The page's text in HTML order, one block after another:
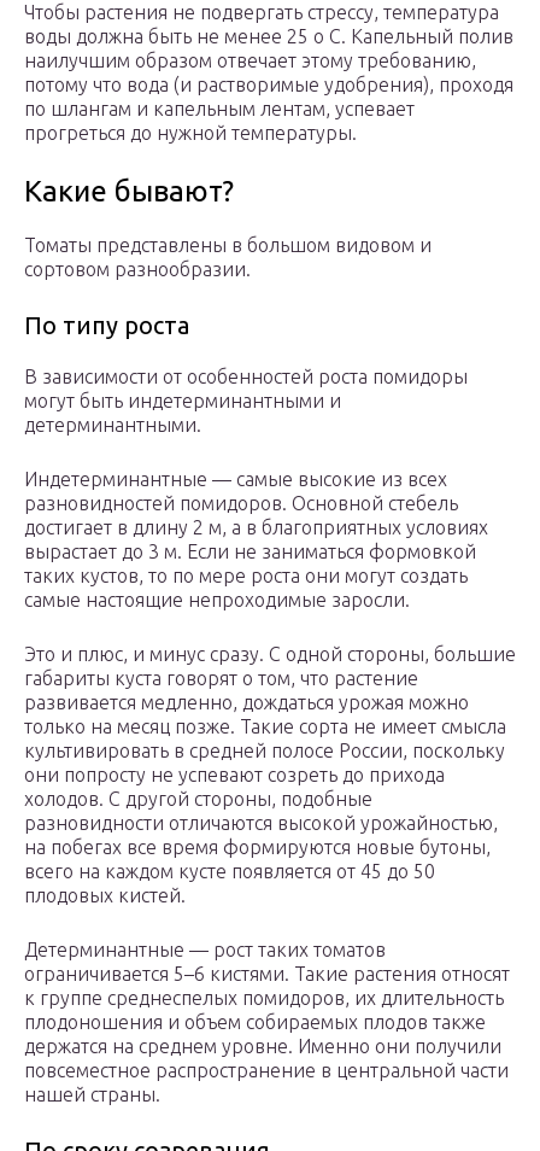
Чтобы растения не подвергать стрессу, температура
воды должна быть не менее 25 о С. Капельный полив
наилучшим образом отвечает этому требованию,
потому что вода (и растворимые удобрения), проходя
по шлангам и капельным лентам, успевает
прогреться до нужной температуры.
Какие бывают?
Томаты представлены в большом видовом и
сортовом разнообразии.
По типу роста
В зависимости от особенностей роста помидоры
могут быть индетерминантными и
детерминантными.
Индетерминантные — самые высокие из всех
разновидностей помидоров. Основной стебель
достигает в длину 2 м, а в благоприятных условиях
вырастает до 3 м. Если не заниматься формовкой
таких кустов, то по мере роста они могут создать
самые настоящие непроходимые заросли.
Это и плюс, и минус сразу. С одной стороны, большие
габариты куста говорят о том, что растение
развивается медленно, дождаться урожая можно
только на месяц позже. Такие сорта не имеет смысла
культивировать в средней полосе России, поскольку
они попросту не успевают созреть до прихода
холодов. С другой стороны, подобные
разновидности отличаются высокой урожайностью,
на побегах все время формируются новые бутоны,
всего на каждом кусте появляется от 45 до 50
плодовых кистей.
Детерминантные — рост таких томатов
ограничивается 5–6 кистями. Такие растения относят
к группе среднеспелых помидоров, их длительность
плодоношения и объем собираемых плодов также
держатся на среднем уровне. Именно они получили
повсеместное распространение в центральной части
нашей страны.